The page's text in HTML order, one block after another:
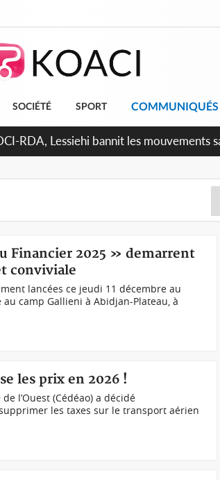
SOCIÉTÉ SPORT COMMUNIQUÉS
contre les déguerpissements
Financier 2025 » demarrent
conviviale
lancées ce jeudi 11 décembre au
camp Gallieni à Abidjan-Plateau, à
les prix en 2026 !
l’Ouest (Cédéao) a décidé
les taxes sur le transport aérien